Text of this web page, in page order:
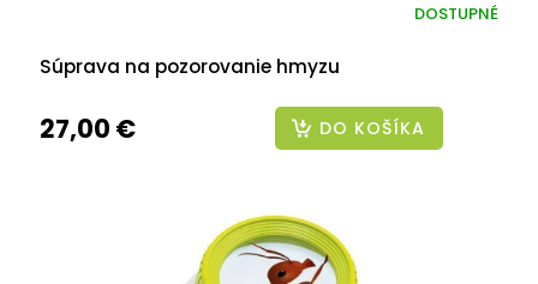
Súprava na pozorovanie hmyzu
DOSTUPNÉ
27,00 € DO KOŠÍKA